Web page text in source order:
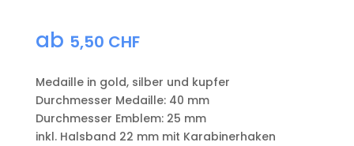
ab 5,50 CHF
Medaille in gold, silber und kupfer
​Durchmesser Medaille: 40 mm
Durchmesser Emblem: 25 mm
​inkl. Halsband 22 mm mit Karabinerhaken